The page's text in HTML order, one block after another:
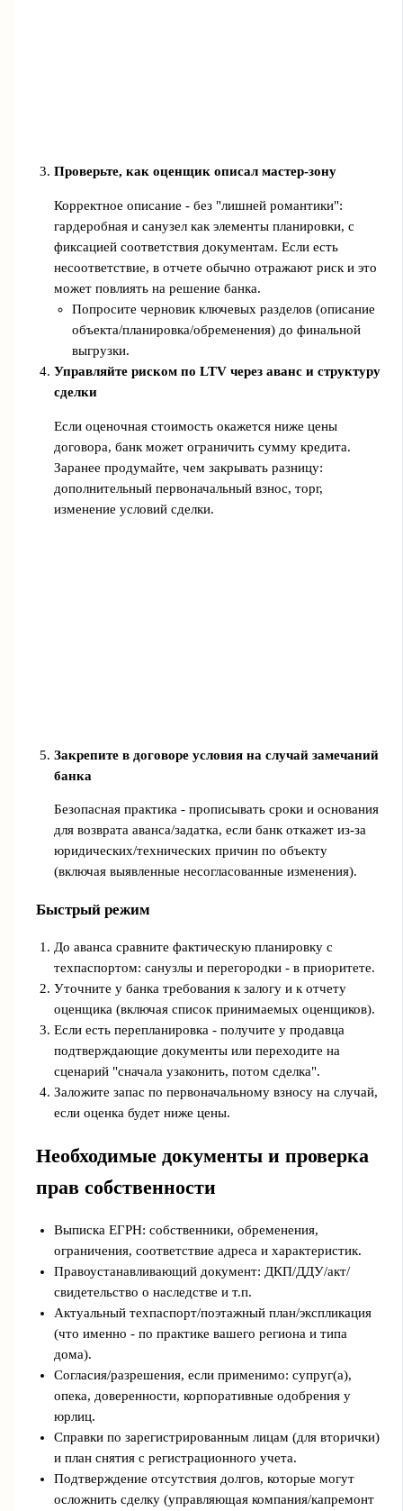
Проверьте, как оценщик описал мастер-зону
Корректное описание - без "лишней романтики":
гардеробная и санузел как элементы планировки, с
фиксацией соответствия документам. Если есть
несоответствие, в отчете обычно отражают риск и это
может повлиять на решение банка.
Попросите черновик ключевых разделов (описание
объекта/планировка/обременения) до финальной
выгрузки.
Управляйте риском по LTV через аванс и структуру
сделки
Если оценочная стоимость окажется ниже цены
договора, банк может ограничить сумму кредита.
Заранее продумайте, чем закрывать разницу:
дополнительный первоначальный взнос, торг,
изменение условий сделки.
Закрепите в договоре условия на случай замечаний
банка
Безопасная практика - прописывать сроки и основания
для возврата аванса/задатка, если банк откажет из-за
юридических/технических причин по объекту
(включая выявленные несогласованные изменения).
Быстрый режим
До аванса сравните фактическую планировку с
техпаспортом: санузлы и перегородки - в приоритете.
Уточните у банка требования к залогу и к отчету
оценщика (включая список принимаемых оценщиков).
Если есть перепланировка - получите у продавца
подтверждающие документы или переходите на
сценарий "сначала узаконить, потом сделка".
Заложите запас по первоначальному взносу на случай,
если оценка будет ниже цены.
Необходимые документы и проверка
прав собственности
Выписка ЕГРН: собственники, обременения,
ограничения, соответствие адреса и характеристик.
Правоустанавливающий документ: ДКП/ДДУ/акт/
свидетельство о наследстве и т.п.
Актуальный техпаспорт/поэтажный план/экспликация
(что именно - по практике вашего региона и типа
дома).
Согласия/разрешения, если применимо: супруг(а),
опека, доверенности, корпоративные одобрения у
юрлиц.
Справки по зарегистрированным лицам (для вторички)
и план снятия с регистрационного учета.
Подтверждение отсутствия долгов, которые могут
осложнить сделку (управляющая компания/капремонт